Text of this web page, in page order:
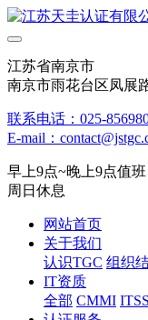
江苏省南京市
南京市雨花台区凤展
联系电话：025-
E-mail：
早上9点~晚上9点值班
周日休息
网站首页
关于我们
认识TGC 组织
IT资质
全部 CMMI ITSS